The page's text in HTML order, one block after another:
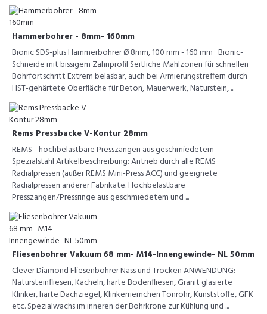
Hammerbohrer - 8mm- 160mm
Bionic SDS-plus Hammerbohrer Ø 8mm, 100 mm - 160 mm Bionic-
Schneide mit bissigem Zahnprofil Seitliche Mahlzonen für schnellen
Bohrfortschritt Extrem belasbar, auch bei Armierungstreffern durch
HST-gehärtete Oberfläche für Beton, Mauerwerk, Naturstein, ...
Rems Pressbacke V-Kontur 28mm
REMS - hochbelastbare Presszangen aus geschmiedetem
Spezialstahl Artikelbeschreibung: Antrieb durch alle REMS
Radialpressen (außer REMS Mini-Press ACC) und geeignete
Radialpressen anderer Fabrikate. Hochbelastbare
Presszangen/Pressringe aus geschmiedetem und ...
Fliesenbohrer Vakuum 68 mm- M14-Innengewinde- NL 50mm
Clever Diamond Fliesenbohrer Nass und Trocken ANWENDUNG:
Natursteinfliesen, Kacheln, harte Bodenfliesen, Granit glasierte
Klinker, harte Dachziegel, Klinkerriemchen Tonrohr, Kunststoffe, GFK
etc. Spezialwachs im inneren der Bohrkrone zur Kühlung und ...